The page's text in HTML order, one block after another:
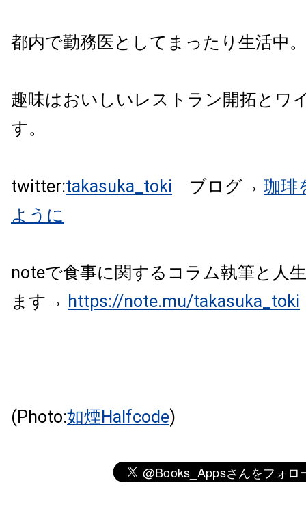
都内で勤務医としてまったり生活中。
趣味はおいしいレストラン開拓とワ
す。
twitter:takasuka_toki ブログ→ 珈琲
ように
noteで食事に関するコラム執筆と人
ます→ https://note.mu/takasuka_toki
(Photo:如煙Halfcode)